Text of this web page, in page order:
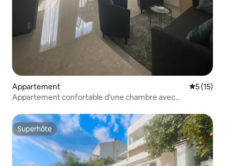
Appartement
5 (15)
Appartement confortable d'une chambre avec
Superhôte
Superhôte